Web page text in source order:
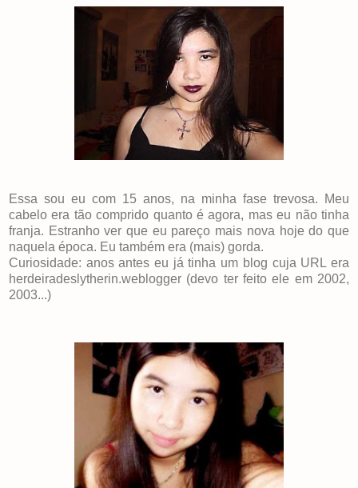
Essa sou eu com 15 anos, na minha fase trevosa. Meu
cabelo era tão comprido quanto é agora, mas eu não tinha
franja. Estranho ver que eu pareço mais nova hoje do que
naquela época. Eu também era (mais) gorda.
Curiosidade: anos antes eu já tinha um blog cuja URL era
herdeiradeslytherin.weblogger (devo ter feito ele em 2002,
2003...)